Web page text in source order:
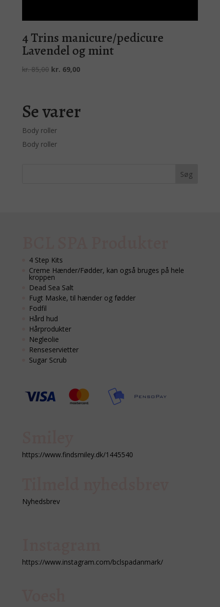
4 Trins manicure/pedicure
Lavendel og mint
kr.85,00 Den
kr. 85,00.
kr. 69,00Den
kr. 69,00.
Se varer
Body roller
Body roller
4 Step Kits
Creme Hænder/Fødder, kan også bruges på hele
kroppen
Dead Sea Salt
Fugt Maske, til hænder og fødder
Fodfil
Hård hud
Hårprodukter
Negleolie
Renseservietter
Sugar Scrub
https://www.findsmiley.dk/1445540
Nyhedsbrev
https://www.instagram.com/bclspadanmark/